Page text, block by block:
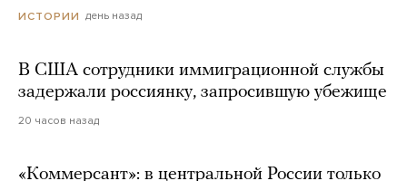
ИСТОРИИ день назад
В США сотрудники иммиграционной службы
задержали россиянку, запросившую убежище
20 часов назад
«Коммерсант»: в центральной России только